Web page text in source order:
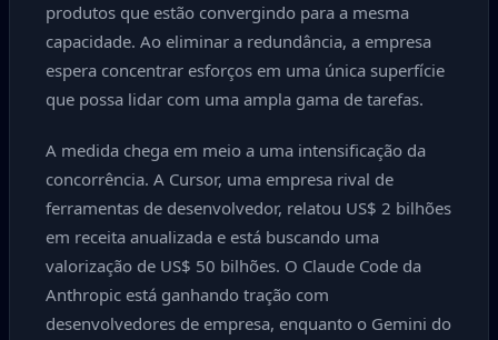
produtos que estão convergindo para a mesma
capacidade. Ao eliminar a redundância, a empresa
espera concentrar esforços em uma única superfície
que possa lidar com uma ampla gama de tarefas.
A medida chega em meio a uma intensificação da
concorrência. A Cursor, uma empresa rival de
ferramentas de desenvolvedor, relatou US$ 2 bilhões
em receita anualizada e está buscando uma
valorização de US$ 50 bilhões. O Claude Code da
Anthropic está ganhando tração com
desenvolvedores de empresa, enquanto o Gemini do